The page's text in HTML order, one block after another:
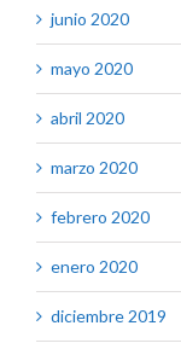
junio 2020
mayo 2020
abril 2020
marzo 2020
febrero 2020
enero 2020
diciembre 2019